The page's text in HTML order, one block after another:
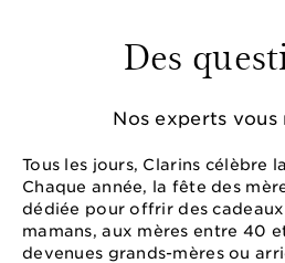
Des
Nos experts vous
Tous les jours, Clarins célèbre
Chaque année, la fête des
dédiée pour offrir des cadeaux
mamans, aux mères entre 40
devenues grands-mères ou